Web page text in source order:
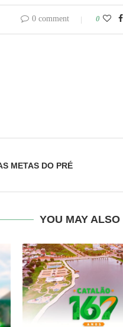
0 comment 0
METAS DO PRÉ
YOU MAY